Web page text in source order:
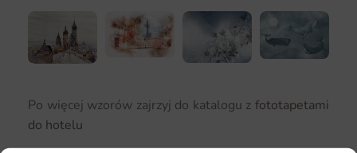
Po więcej wzorów zajrzyj do katalogu z fototapetami
do hotelu